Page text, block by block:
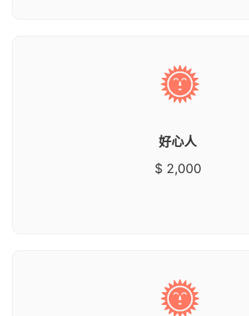
好心人
$ 2,000